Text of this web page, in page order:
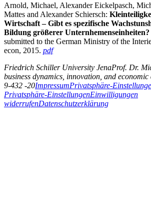
Arnold, Michael, Alexander Eickelpasch,
Mattes and Alexander Schiersch:
Wirtschaft – Gibt es spezifische
Bildung größerer Unternhemenseinheiten?
submitted to the German Ministry of the
econ, 2015. pdf
Friedrich Schiller University JenaProf. Dr.
business dynamics, innovation, and economic
9-432 -20ImpressumPrivatsphäre-
Privatsphäre-EinstellungenEinwilligungen
widerrufenDatenschutzerklärung